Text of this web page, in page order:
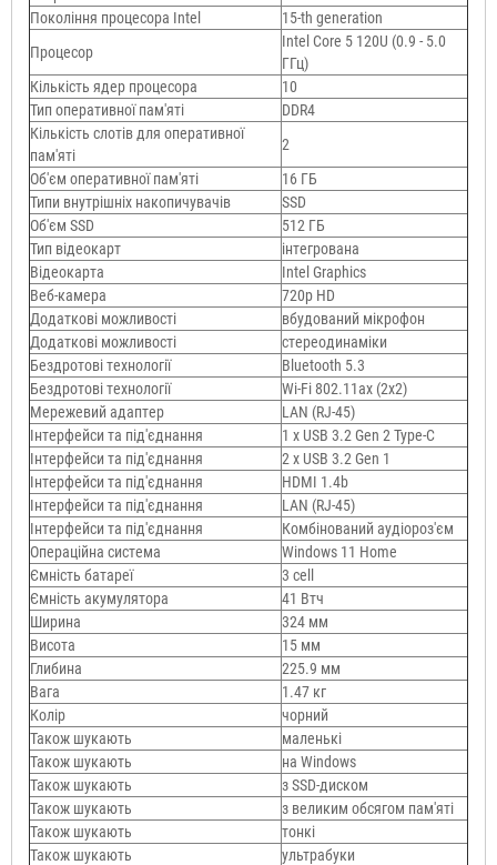
Покоління процесора Intel
15-th generation
Процесор
Intel Core 5 120U (0.9 - 5.0
ГГц)
Кількість ядер процесора
10
Тип оперативної пам'яті
DDR4
Кількість слотів для оперативної
пам'яті
2
Об'єм оперативної пам'яті
16 ГБ
Типи внутрішніх накопичувачів
SSD
Об'єм SSD
512 ГБ
Тип відеокарт
інтегрована
Відеокарта
Intel Graphics
Веб-камера
720p HD
Додаткові можливості
вбудований мікрофон
Додаткові можливості
стереодинаміки
Бездротові технології
Bluetooth 5.3
Бездротові технології
Wi-Fi 802.11ax (2x2)
Мережевий адаптер
LAN (RJ-45)
Інтерфейси та під'єднання
1 x USB 3.2 Gen 2 Type-C
Інтерфейси та під'єднання
2 x USB 3.2 Gen 1
Інтерфейси та під'єднання
HDMI 1.4b
Інтерфейси та під'єднання
LAN (RJ-45)
Інтерфейси та під'єднання
Комбінований аудіороз'єм
Операційна система
Windows 11 Home
Ємність батареї
3 cell
Ємність акумулятора
41 Втч
Ширина
324 мм
Висота
15 мм
Глибина
225.9 мм
Вага
1.47 кг
Колір
чорний
Також шукають
маленькі
Також шукають
на Windows
Також шукають
з SSD-диском
Також шукають
з великим обсягом пам'яті
Також шукають
тонкі
Також шукають
ультрабуки